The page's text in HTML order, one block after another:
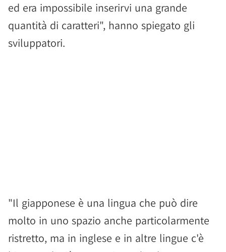
ed era impossibile inserirvi una grande
quantità di caratteri", hanno spiegato gli
sviluppatori.
"Il giapponese è una lingua che può dire
molto in uno spazio anche particolarmente
ristretto, ma in inglese e in altre lingue c'è